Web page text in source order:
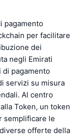
pagamento
per facilitare
dei
negli Emirati
pagamento
servizi su misura
Al centro
Token, un token
semplificare le
offerte della